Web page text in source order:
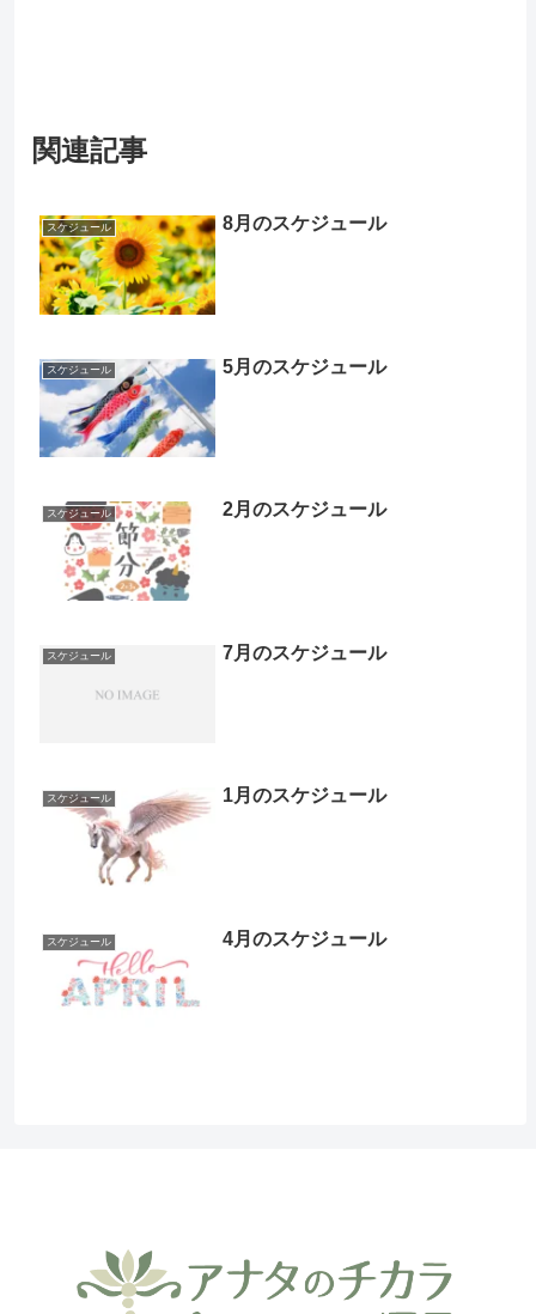
関連記事
スケジュール 8月のスケジュール
スケジュール 5月のスケジュール
スケジュール 2月のスケジュール
スケジュール 7月のスケジュール
スケジュール 1月のスケジュール
スケジュール 4月のスケジュール